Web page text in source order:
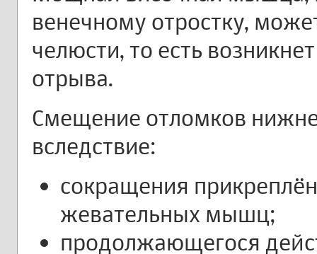
венечному отростку,
челюсти, то есть
отрыва.
Смещение отломков
вследствие:
сокращения
жевательных мышц;
продолжающегося